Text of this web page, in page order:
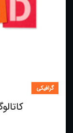
گرافیکی